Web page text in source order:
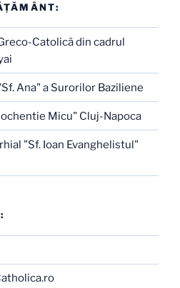
Catolică din cadrul
Ana" a Surorilor Baziliene
Micu" Cluj-Napoca
"Sf. Ioan Evanghelistul"